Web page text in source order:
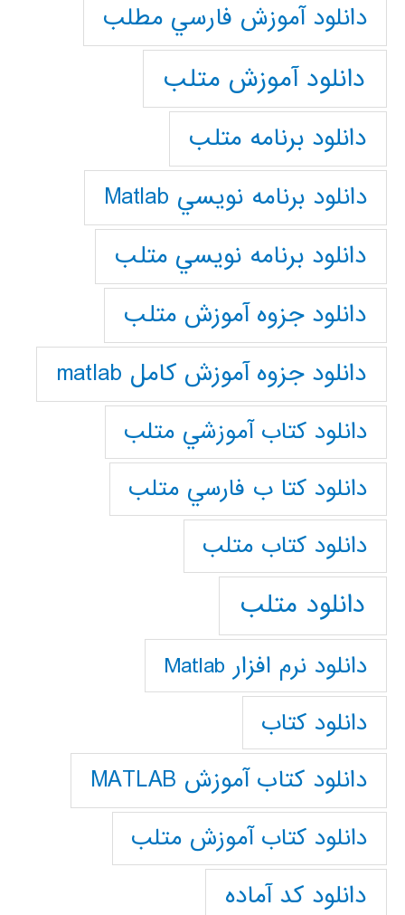
دانلود آموزش فارسي مطلب
دانلود آموزش متلب
دانلود برنامه متلب
دانلود برنامه نويسي Matlab
دانلود برنامه نويسي متلب
دانلود جزوه آموزش متلب
دانلود جزوه آموزش کامل matlab
دانلود كتاب آموزشي متلب
دانلود كتا ب فارسي متلب
دانلود كتاب متلب
دانلود متلب
دانلود نرم افزار Matlab
دانلود کتاب
دانلود کتاب آموزش MATLAB
دانلود کتاب آموزش متلب
دانلود کد آماده